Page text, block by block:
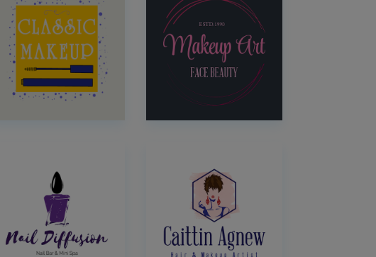
×Close